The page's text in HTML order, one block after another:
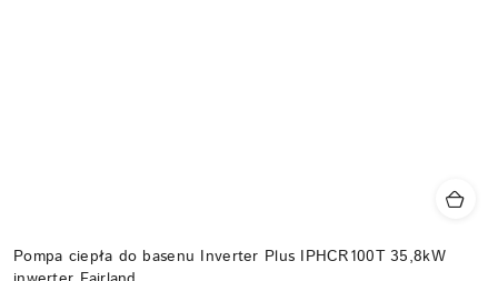
Pompa ciepła do basenu Inverter Plus IPHCR100T 35,8kW